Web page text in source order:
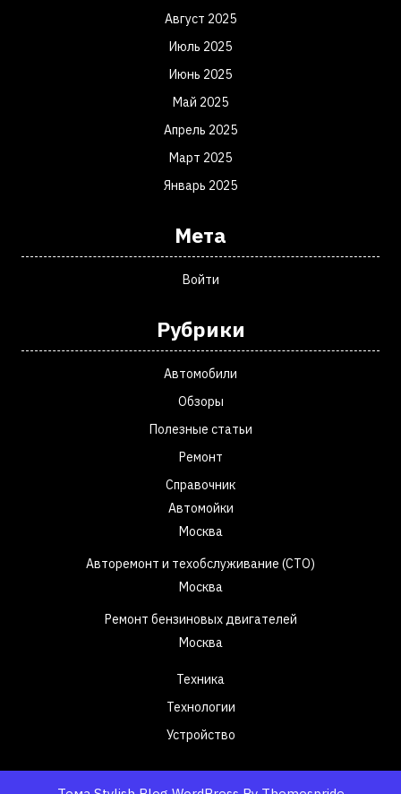
Август 2025
Июль 2025
Июнь 2025
Май 2025
Апрель 2025
Март 2025
Январь 2025
Мета
Войти
Рубрики
Автомобили
Обзоры
Полезные статьи
Ремонт
Справочник
Автомойки
Москва
Авторемонт и техобслуживание (СТО)
Москва
Ремонт бензиновых двигателей
Москва
Техника
Технологии
Устройство